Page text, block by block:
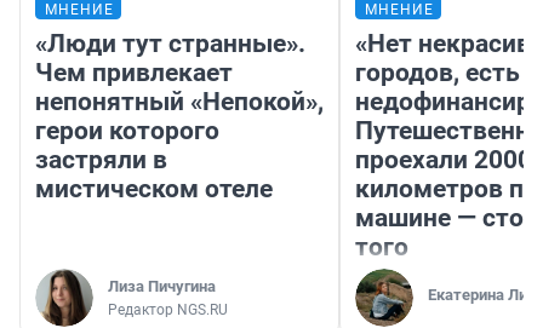
МНЕНИЕ
«Люди тут странные».
Чем привлекает
непонятный «Непокой»,
герои которого
застряли в
мистическом отеле
Лиза Пичугина
Редактор NGS.RU
МНЕНИЕ
«Нет
городов, есть
проехали 2000
километров по
машине —
того
Екатерина